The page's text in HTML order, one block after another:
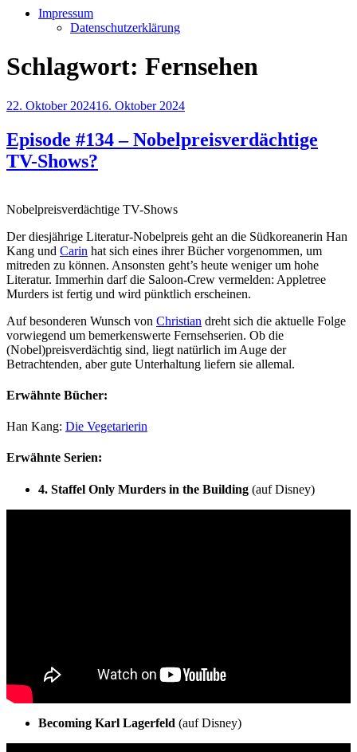
Impressum
Datenschutzerklärung
Schlagwort: Fernsehen
Veröffentlicht
22. Oktober 202416. Oktober 2024
Episode #134 – Nobelpreisverdächtige
TV-Shows?
Nobelpreisverdächtige TV-Shows
Der diesjährige Literatur-Nobelpreis geht an die Südkoreanerin Han
Kang und Carin hat sich eines ihrer Bücher vorgenommen, um
mitreden zu können. Ansonsten geht’s heute weniger um hohe
Literatur. Immerhin darf die Saloon-Crew vermelden: Appletree
Murders ist fertig und wird pünktlich erscheinen.
Auf besonderen Wunsch von Christian dreht sich die aktuelle Folge
vorwiegend um bemerkenswerte Fernsehserien. Ob die
(Nobel)preisverdächtig sind, liegt natürlich im Auge der
Betrachtenden, aber gute Unterhaltung liefern sie allemal.
Erwähnte Bücher:
Han Kang: Die Vegetarierin
Erwähnte Serien:
4. Staffel Only Murders in the Building (auf Disney)
Becoming Karl Lagerfeld (auf Disney)